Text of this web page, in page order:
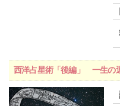
西洋占星術「後編」 一生の